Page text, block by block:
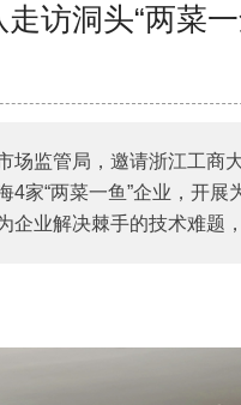
访洞头“两菜
场监管局，邀请浙江工商
家“两菜一鱼”企业，开
业解决棘手的技术难题